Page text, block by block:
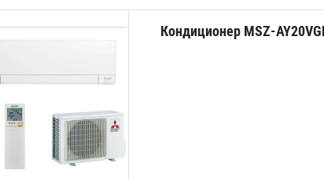
Кондиционер MSZ-